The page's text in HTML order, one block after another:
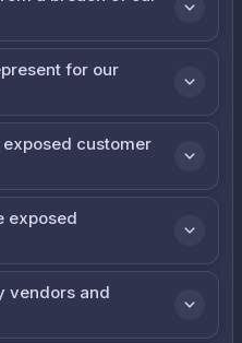
for our
customer
exposed
vendors and